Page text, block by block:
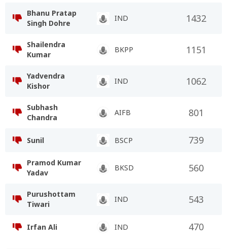
Bhanu Pratap
Singh Dohre
IND 1432
Shailendra
Kumar
BKPP 1151
Yadvendra
Kishor
IND 1062
Subhash
Chandra
AIFB 801
Sunil BSCP 739
Pramod Kumar
Yadav
BKSD 560
Purushottam
Tiwari
IND 543
Irfan Ali IND 470